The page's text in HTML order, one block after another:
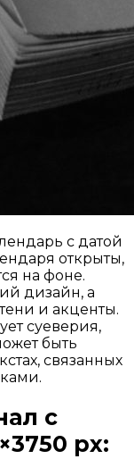
с датой
открыты,
на фоне.
дизайн, а
и акценты.
суеверия,
быть
связанных
с
px: